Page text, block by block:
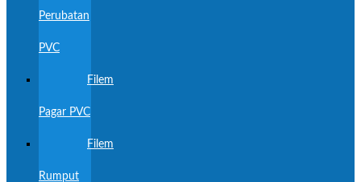
Perubatan
PVC
Filem
Pagar PVC
Filem
Rumput